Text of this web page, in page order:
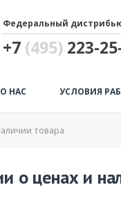
Федеральный
+7 (495) 223-
О НАС УСЛОВИЯ
товара
о ценах и